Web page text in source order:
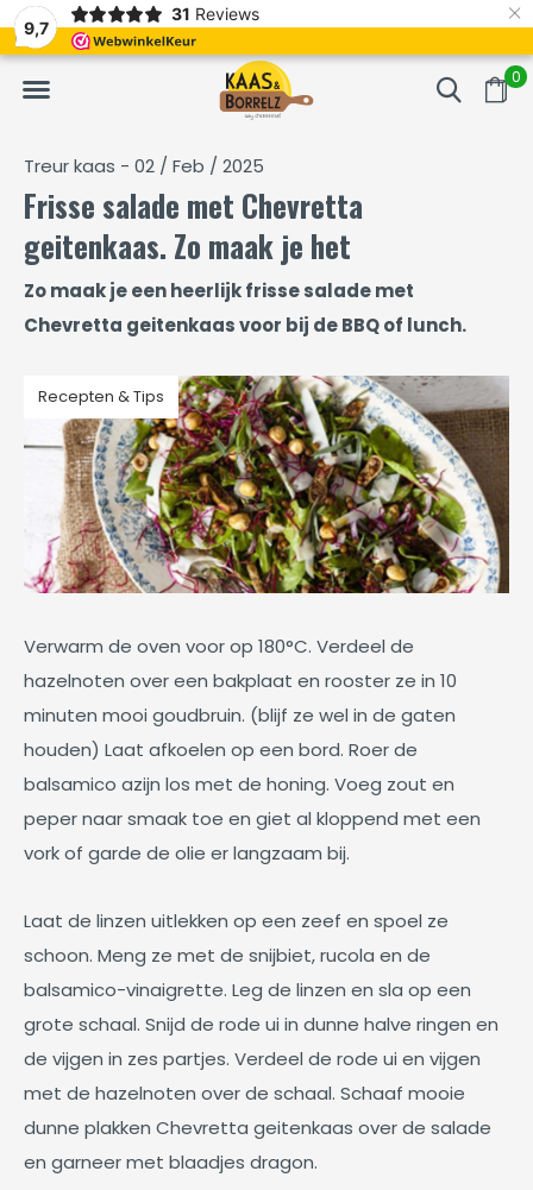
9,7
31 Reviews ×
0
Vers van het mes en gevacumeerd Vaak volgende
Treur kaas - 02 / Feb / 2025
Frisse salade met Chevretta
geitenkaas. Zo maak je het
Zo maak je een heerlijk frisse salade met
Chevretta geitenkaas voor bij de BBQ of lunch.
Recepten & Tips
Verwarm de oven voor op 180°C. Verdeel de
hazelnoten over een bakplaat en rooster ze in 10
minuten mooi goudbruin. (blijf ze wel in de gaten
houden) Laat afkoelen op een bord. Roer de
balsamico azijn los met de honing. Voeg zout en
peper naar smaak toe en giet al kloppend met een
vork of garde de olie er langzaam bij.
Laat de linzen uitlekken op een zeef en spoel ze
schoon. Meng ze met de snijbiet, rucola en de
balsamico-vinaigrette. Leg de linzen en sla op een
grote schaal. Snijd de rode ui in dunne halve ringen en
de vijgen in zes partjes. Verdeel de rode ui en vijgen
met de hazelnoten over de schaal. Schaaf mooie
dunne plakken Chevretta geitenkaas over de salade
en garneer met blaadjes dragon.